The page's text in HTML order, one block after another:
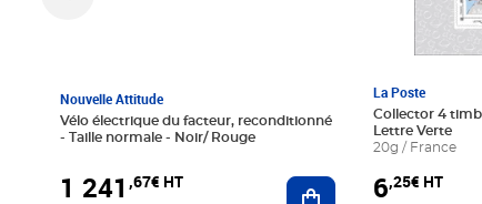
Nouvelle Attitude
Vélo électrique du facteur, reconditionné
- Taille normale - Noir/ Rouge
1 241 ,67€ HT Ajouter au panier
La Poste
Collector 4
Lettre Verte
20g / France
6,25€ HT